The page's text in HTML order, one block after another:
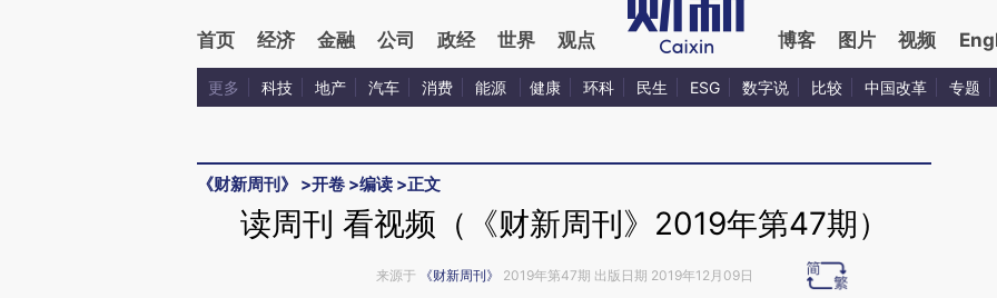
首页 经济 金融 公司 政经 世界 观点 博客 图片 视频
更多 科技 地产 汽车 消费 能源 健康 环科 民生 ESG 数字说 比较 中国改革 专题
《财新周刊》 >开卷 >编读 >正文
读周刊 看视频（《财新周刊》2019年第47期）
来源于 《财新周刊》 2019年第47期 出版日期 2019年12月09日